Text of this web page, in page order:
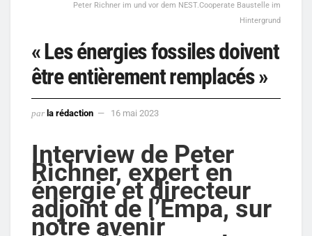
Peter Richner im und vor dem NEST.Cooperate Baustelle im
Hintergrund
« Les énergies fossiles doivent
être entièrement remplacés »
par la rédaction 16 mai 2023
Interview de Peter
Richner, expert en
énergie et directeur
adjoint de l’Empa, sur
notre avenir